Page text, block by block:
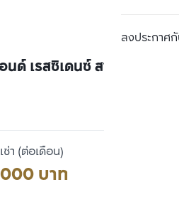
ลงประกาศกั
ด์ เรสซิเดนซ์ สาทร
ช่า (ต่อเดือน)
บาท
บ